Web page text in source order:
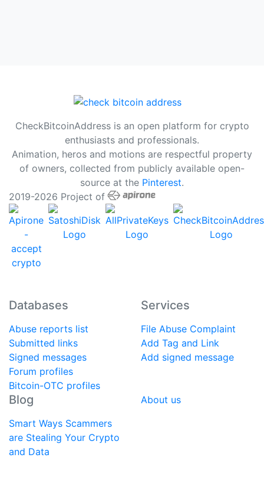
CheckBitcoinAddress is an open platform for crypto
enthusiasts and professionals.
Animation, heros and motions are respectful property
of owners, collected from publicly available open-
source at the Pinterest.
2019-2026 Project of
Databases
Abuse reports list
Submitted links
Signed messages
Forum profiles
Bitcoin-OTC profiles
Services
File Abuse Complaint
Add Tag and Link
Add signed message
Blog
Smart Ways Scammers
are Stealing Your Crypto
and Data
About us